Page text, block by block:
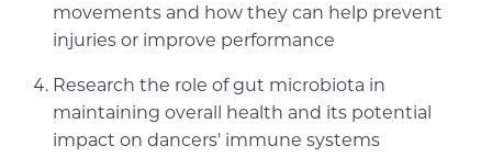
movements and how they can help prevent
injuries or improve performance
Research the role of gut microbiota in
maintaining overall health and its potential
impact on dancers' immune systems